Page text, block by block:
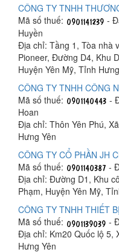
CÔNG TY TNHH
Mã số thuế:
-
Huyền
Địa chỉ: Tầng 1, Tòa nhà
Pioneer, Đường D4, Khu
Huyện Yên Mỹ, Tỉnh
CÔNG TY TNHH CÔNG
Mã số thuế:
-
Hoan
Địa chỉ: Thôn Yên Phú,
Hưng Yên
CÔNG TY CỔ PHẦN JH
Mã số thuế:
-
Địa chỉ: Đường D1, Khu
Phạm, Huyện Yên Mỹ,
CÔNG TY TNHH THIẾT
Mã số thuế:
-
Địa chỉ: Km20 Quốc lộ 5,
Hưng Yên